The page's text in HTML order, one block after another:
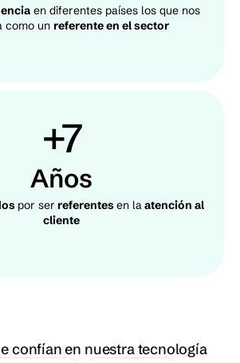
en diferentes países los que nos
como un referente en el sector
+7
Años
por ser referentes en laatención al
cliente
confían en nuestra tecnología